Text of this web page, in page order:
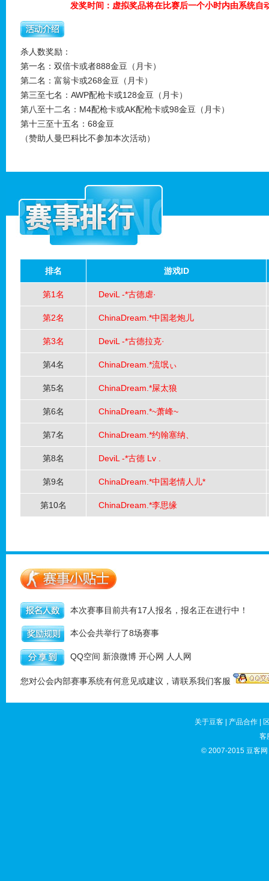
发奖时间：虚拟奖品将在比赛后一个小时内由系统自
杀人数奖励：
第一名：双倍卡或者888金豆（月卡）
第二名：富翁卡或268金豆（月卡）
第三至七名：AWP配枪卡或128金豆（月卡）
第八至十二名：M4配枪卡或AK配枪卡或98金豆（月卡）
第十三至十五名：68金豆
（赞助人曼巴科比不参加本次活动）
排名 游戏ID
第1名 DeviL -*古德虐·ゝ
第2名 ChinaDream.*中国老炮儿
第3名 DeviL -*古德拉克·ゝ
第4名 ChinaDream.*流氓ぃ
第5名 ChinaDream.*屎太狼
第6名 ChinaDream.*~萧峰~
第7名 ChinaDream.*约翰塞纳、
第8名 DeviL -*古德 Lv .
第9名 ChinaDream.*中国老情人儿*
第10名 ChinaDream.*李思缘
本次赛事目前共有17人报名，报名正在进行中！
本公会共举行了8场赛事
QQ空间 新浪微博 开心网 人人网
您对公会内部赛事系统有何意见或建议，请联系我们客服
关于豆客| 产品合作|
客
© 2007-2015 豆客